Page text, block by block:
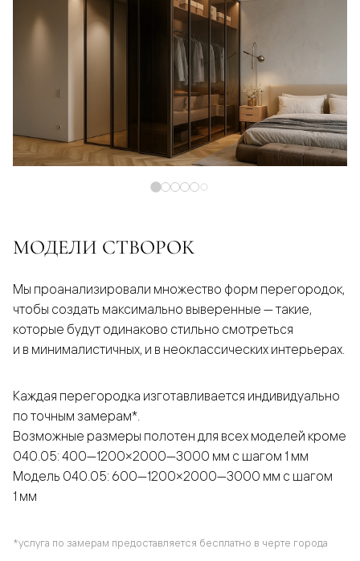
МОДЕЛИ СТВОРОК
Мы проанализировали множество форм перегородок,
чтобы создать максимально выверенные — такие,
которые будут одинаково стильно смотреться
и в минималистичных, и в неоклассических интерьерах.
Каждая перегородка изготавливается индивидуально
по точным замерам*.
Возможные размеры полотен для всех моделей кроме
040.05: 400—1200×2000—3000 мм с шагом 1 мм
Модель 040.05: 600—1200×2000—3000 мм с шагом
1 мм
*услуга по замерам предоставляется бесплатно в черте города